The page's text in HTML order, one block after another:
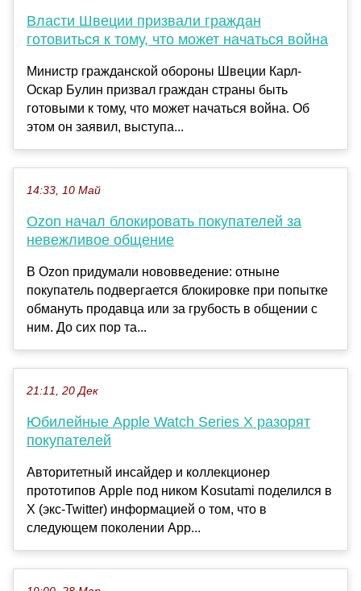
Власти Швеции призвали граждан
готовиться к тому, что может начаться война
Министр гражданской обороны Швеции Карл-
Оскар Булин призвал граждан страны быть
готовыми к тому, что может начаться война. Об
этом он заявил, выступа...
14:33, 10 Май
Ozon начал блокировать покупателей за
невежливое общение
В Ozon придумали нововведение: отныне
покупатель подвергается блокировке при попытке
обмануть продавца или за грубость в общении с
ним. До сих пор та...
21:11, 20 Дек
Юбилейные Apple Watch Series X разорят
покупателей
Авторитетный инсайдер и коллекционер
прототипов Apple под ником Kosutami поделился в
Х (экс-Twitter) информацией о том, что в
следующем поколении App...